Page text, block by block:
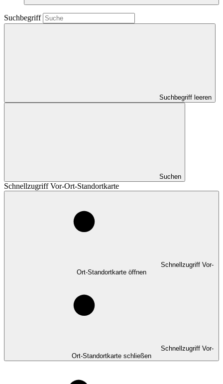
Suchbegriff
Suchbegriff leeren
Suchen
Schnellzugriff Vor-Ort-Standortkarte
Schnellzugriff Vor-
Ort-Standortkarte öffnen
Schnellzugriff Vor-
Ort-Standortkarte schließen